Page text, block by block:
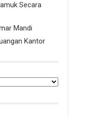
Secara
Mandi
Kantor